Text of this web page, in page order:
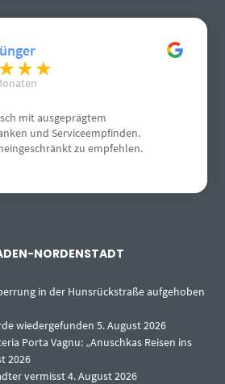
mit ausgeprägtem
und Serviceempfinden.
zu empfehlen.
NORDENSTADT
in der Hunsrückstraße aufgehoben
wiedergefunden 5. August 2026
Porta Vagnu: „Anuschkas Reisen ins
2026
vermisst4. August 2026